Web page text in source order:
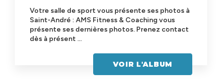
Votre salle de sport vous présente ses photos à
Saint-André : AMS Fitness & Coaching vous
présente ses dernières photos. Prenez contact
dès à présent ...
VOIR L'ALBUM